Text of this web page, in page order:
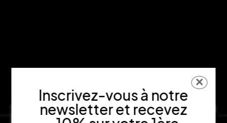
Inscrivez-vous à notre
newsletter et recevez
✕